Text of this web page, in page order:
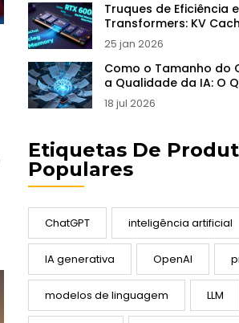
Truques de Eficiência
Transformers: KV
Contínuo no Serviço de
25 jan 2026
Como o Tamanho do
a Qualidade da IA: O
Precisa Saber em 2026
18 jul 2026
Etiquetas De
Populares
ChatGPT inteligência artificial
IA generativa OpenAI
modelos de linguagem LLM